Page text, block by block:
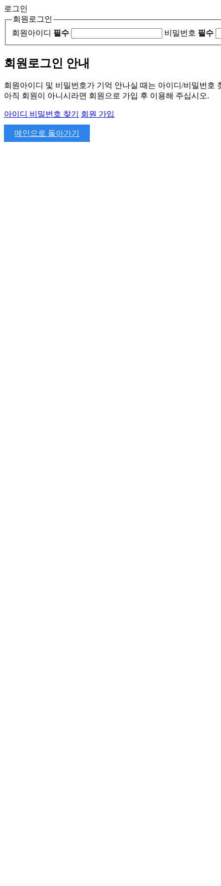
로그인
회원로그인
회원아이디 필수 비밀번호 필수
회원로그인 안내
회원아이디 및 비밀번호가 기억 안나실 때는 아이디/비밀번호
아직 회원이 아니시라면 회원으로 가입 후 이용해 주십시오.
아이디 비밀번호 찾기 회원 가입
메인으로 돌아가기